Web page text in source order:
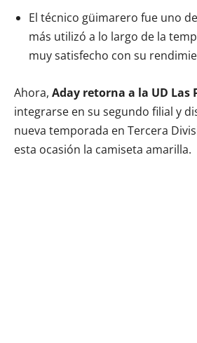
El técnico güimarero fue uno
más utilizó a lo largo de la
muy satisfecho con su
Ahora, Aday retorna a la UD Las
integrarse en su segundo filial y
nueva temporada en Tercera
esta ocasión la camiseta amarilla.